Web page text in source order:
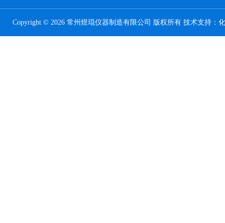
Copyright © 2026 常州煜琨仪器制造有限公司 版权所有 技术支持：